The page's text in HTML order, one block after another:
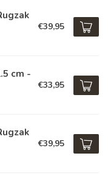
€39,95
cm -
€33,95
€39,95